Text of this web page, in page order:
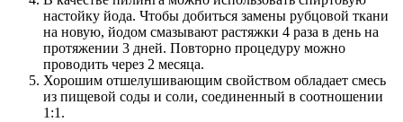
настойку йода. Чтобы добиться замены рубцовой ткани
на новую, йодом смазывают растяжки 4 раза в день на
протяжении 3 дней. Повторно процедуру можно
проводить через 2 месяца.
Хорошим отшелушивающим свойством обладает смесь
из пищевой соды и соли, соединенный в соотношении
1:1.